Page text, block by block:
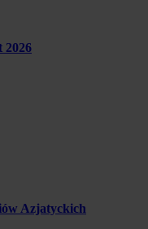
2026
Azjatyckich